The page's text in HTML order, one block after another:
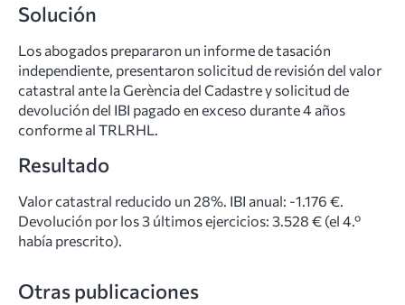
Solución
Los abogados prepararon un informe de tasación
independiente, presentaron solicitud de revisión del valor
catastral ante la Gerència del Cadastre y solicitud de
devolución del IBI pagado en exceso durante 4 años
conforme al TRLRHL.
Resultado
Valor catastral reducido un 28%. IBI anual: -1.176 €.
Devolución por los 3 últimos ejercicios: 3.528 € (el 4.º
había prescrito).
Otras publicaciones